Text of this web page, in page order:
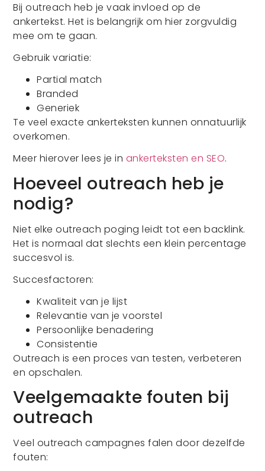
Bij outreach heb je vaak invloed op de
ankertekst. Het is belangrijk om hier zorgvuldig
mee om te gaan.
Gebruik variatie:
Partial match
Branded
Generiek
Te veel exacte ankerteksten kunnen onnatuurlijk
overkomen.
Meer hierover lees je in ankerteksten en SEO.
Hoeveel outreach heb je
nodig?
Niet elke outreach poging leidt tot een backlink.
Het is normaal dat slechts een klein percentage
succesvol is.
Succesfactoren:
Kwaliteit van je lijst
Relevantie van je voorstel
Persoonlijke benadering
Consistentie
Outreach is een proces van testen, verbeteren
en opschalen.
Veelgemaakte fouten bij
outreach
Veel outreach campagnes falen door dezelfde
fouten: